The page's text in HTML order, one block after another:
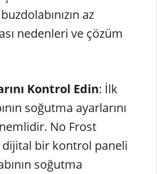
az
nedenleri ve çözüm
Kontrol Edin: İlk
soğutma ayarlarını
No Frost
dijital bir kontrol paneli
soğutma